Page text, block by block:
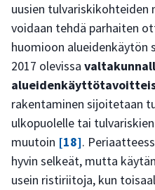
uusien tulvariskikohteiden
voidaan tehdä parhaiten
huomioon alueidenkäytön
2017 olevissa
rakentaminen sijoitetaan
ulkopuolelle tai
muutoin [18].
hyvin selkeät, mutta
usein ristiriitoja, kun